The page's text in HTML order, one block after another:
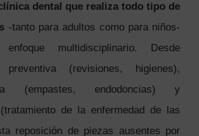
dental que realiza todo tipo de
-tanto para adultos como para niños-
multidisciplinario. Desde
preventiva (revisiones, higienes),
(empastes, endodoncias) y
de la enfermedad de las
reposición de piezas ausentes por